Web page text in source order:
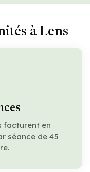
à Lens
facturent en
séance de 45